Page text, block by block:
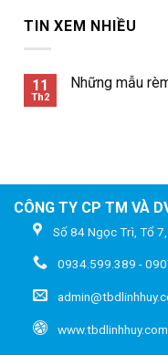
TIN XEM NHIỀU
11
Th2
Những mẫu
CÔNG TY CP TM VÀ
Số 84 Ngọc Trì, Tổ 7,
0934.599.389 -
www.tbdlinhhuy.com